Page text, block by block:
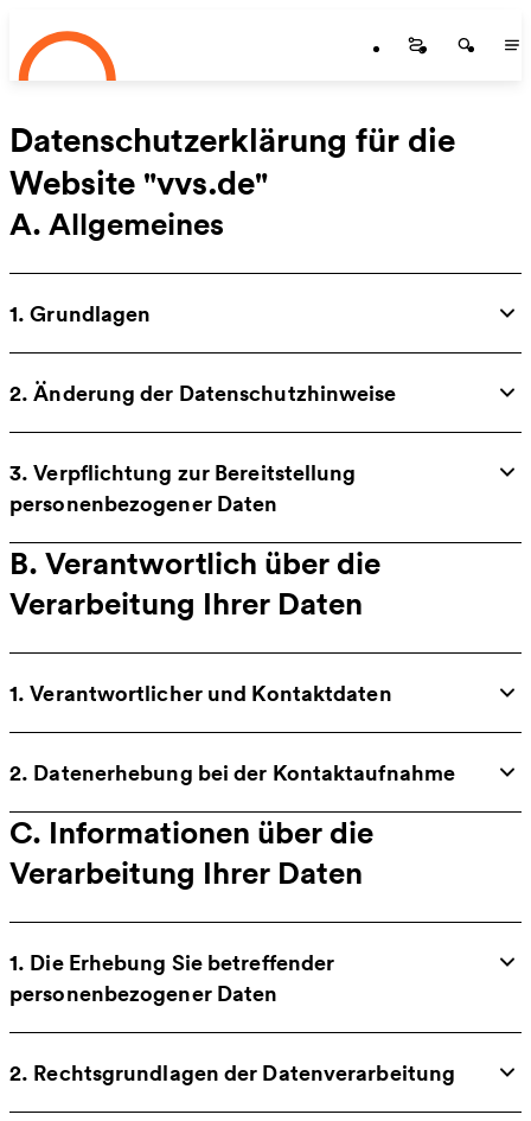
Zum Hauptinhalt springen
Startseite
Datenschutzerklärung für die
Website "vvs.de"
A. Allgemeines
1. Grundlagen
2. Änderung der Datenschutzhinweise
3. Verpflichtung zur Bereitstellung
personenbezogener Daten
B. Verantwortlich über die
Verarbeitung Ihrer Daten
1. Verantwortlicher und Kontaktdaten
2. Datenerhebung bei der Kontaktaufnahme
C. Informationen über die
Verarbeitung Ihrer Daten
1. Die Erhebung Sie betreffender
personenbezogener Daten
2. Rechtsgrundlagen der Datenverarbeitung